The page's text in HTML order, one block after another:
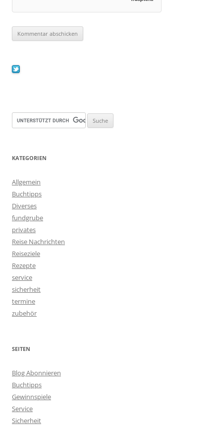
KATEGORIEN
Allgemein
Buchtipps
Diverses
fundgrube
privates
Reise Nachrichten
Reiseziele
Rezepte
service
sicherheit
termine
zubehör
SEITEN
Blog Abonnieren
Buchtipps
Gewinnspiele
Service
Sicherheit